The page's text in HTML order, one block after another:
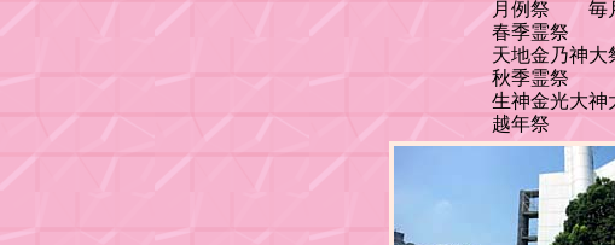
月例祭 毎月 3
春季霊祭 3
天地金乃神大
秋季霊祭
生神金光大神大
越年祭